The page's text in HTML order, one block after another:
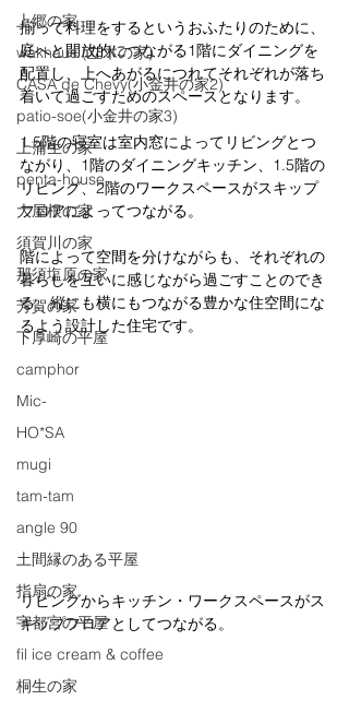
上郷の家
wakhaus (立木の家)
CASA de Chevy(小金井の家2)
patio-soe(小金井の家3)
上蒲生の家
penta-house
大屋根の家
須賀川の家
那須塩原の家
芳賀の家
下厚崎の平屋
camphor
Mic-
HO*SA
mugi
tam-tam
angle 90
土間縁のある平屋
指扇の家
宇都宮の平屋
fil ice cream & coffee
桐生の家
揃って料理をするというおふたりのために、
庭へと開放的につながる1階にダイニングを
配置し、上へあがるにつれてそれぞれが落ち
着いて過ごすためのスペースとなります。
1.5階の寝室は室内窓によってリビングとつ
ながり、1階のダイニングキッチン、1.5階の
リビング、2階のワークスペースがスキップ
フロアによってつながる。
階によって空間を分けながらも、それぞれの
暮らしを互いに感じながら過ごすことのでき
る、縦にも横にもつながる豊かな住空間にな
るよう設計した住宅です。
リビングからキッチン・ワークスペースがス
キップフロアとしてつながる。